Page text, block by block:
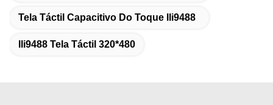
Tela Táctil Capacitivo Do Toque Ili9488
Ili9488 Tela Táctil 320*480